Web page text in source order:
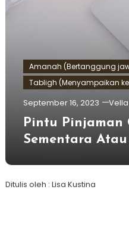
Amanah (Bertanggung
Tabligh (Menyampaikan
September 16, 2023 Vella
Pintu Pinjaman
Sementara
Ditulis oleh : Lisa Kustina